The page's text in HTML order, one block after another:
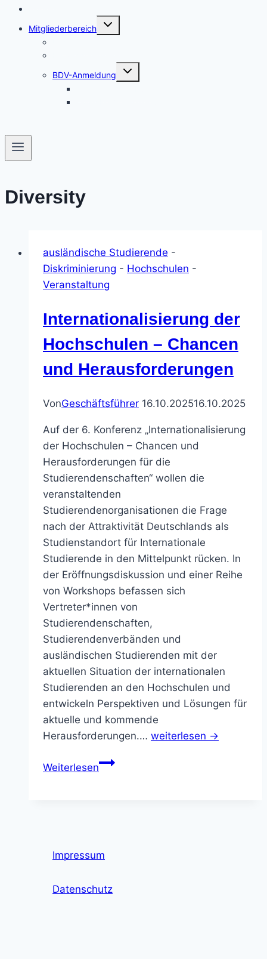
Mitgliederbereich
Untermenü
BDV-Anmeldung
Untermenü
Diversity
ausländische Studierende -
Diskriminierung - Hochschulen -
Veranstaltung
Internationalisierung der
Hochschulen – Chancen
und Herausforderungen
VonGeschäftsführer 16.10.202516.10.2025
Auf der 6. Konferenz „Internationalisierung
der Hochschulen – Chancen und
Herausforderungen für die
Studierendenschaften“ wollen die
veranstaltenden
Studierendenorganisationen die Frage
nach der Attraktivität Deutschlands als
Studienstandort für Internationale
Studierende in den Mittelpunkt rücken. In
der Eröffnungsdiskussion und einer Reihe
von Workshops befassen sich
Vertreter*innen von
Studierendenschaften,
Studierendenverbänden und
ausländischen Studierenden mit der
aktuellen Situation der internationalen
Studierenden an den Hochschulen und
entwickeln Perspektiven und Lösungen für
aktuelle und kommende
Herausforderungen.… weiterlesen →
WeiterlesenInternationalisierung
Herausforderungen
Impressum
Datenschutz